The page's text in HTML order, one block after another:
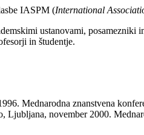
IASPM (International
ustanovami,
in študentje.
Mednarodna znanstvena
Ljubljana, november 2000.